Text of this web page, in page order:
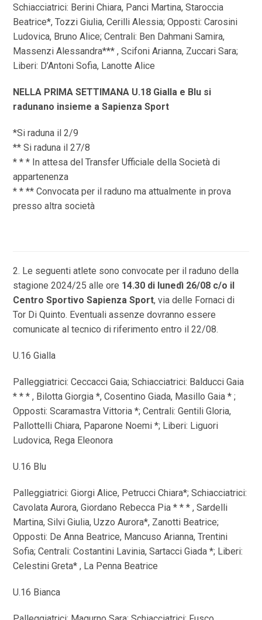
Schiacciatrici: Berini Chiara, Panci Martina, Staroccia
Beatrice*, Tozzi Giulia, Cerilli Alessia; Opposti: Carosini
Ludovica, Bruno Alice; Centrali: Ben Dahmani Samira,
Massenzi Alessandra*** , Scifoni Arianna, Zuccari Sara;
Liberi: D’Antoni Sofia, Lanotte Alice
NELLA PRIMA SETTIMANA U.18 Gialla e Blu si
radunano insieme a Sapienza Sport
*Si raduna il 2/9
** Si raduna il 27/8
* * * In attesa del Transfer Ufficiale della Società di
appartenenza
* * ** Convocata per il raduno ma attualmente in prova
presso altra società
2. Le seguenti atlete sono convocate per il raduno della
stagione 2024/25 alle ore 14.30 di lunedì 26/08 c/o il
Centro Sportivo Sapienza Sport, via delle Fornaci di
Tor Di Quinto. Eventuali assenze dovranno essere
comunicate al tecnico di riferimento entro il 22/08.
U.16 Gialla
Palleggiatrici: Ceccacci Gaia; Schiacciatrici: Balducci Gaia
* * * , Bilotta Giorgia *, Cosentino Giada, Masillo Gaia * ;
Opposti: Scaramastra Vittoria *; Centrali: Gentili Gloria,
Pallottelli Chiara, Paparone Noemi *; Liberi: Liguori
Ludovica, Rega Eleonora
U.16 Blu
Palleggiatrici: Giorgi Alice, Petrucci Chiara*; Schiacciatrici:
Cavolata Aurora, Giordano Rebecca Pia * * * , Sardelli
Martina, Silvi Giulia, Uzzo Aurora*, Zanotti Beatrice;
Opposti: De Anna Beatrice, Mancuso Arianna, Trentini
Sofia; Centrali: Costantini Lavinia, Sartacci Giada *; Liberi:
Celestini Greta* , La Penna Beatrice
U.16 Bianca